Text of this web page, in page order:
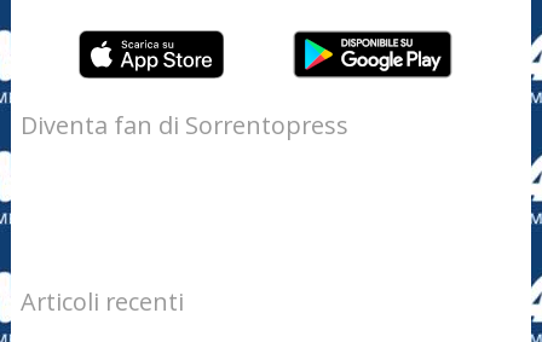
Diventa fan di Sorrentopress
Articoli recenti